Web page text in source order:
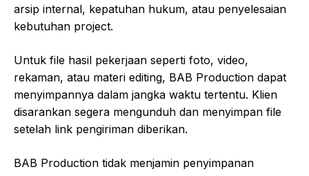
arsip internal, kepatuhan hukum, atau penyelesaian
kebutuhan project.
Untuk file hasil pekerjaan seperti foto, video,
rekaman, atau materi editing, BAB Production dapat
menyimpannya dalam jangka waktu tertentu. Klien
disarankan segera mengunduh dan menyimpan file
setelah link pengiriman diberikan.
BAB Production tidak menjamin penyimpanan